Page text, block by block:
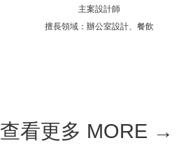
主案設計師
擅長領域：辦公室設計、餐飲
查看更多 MORE →